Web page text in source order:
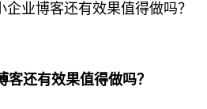
业博客还有效果值得做吗？
客还有效果值得做吗？